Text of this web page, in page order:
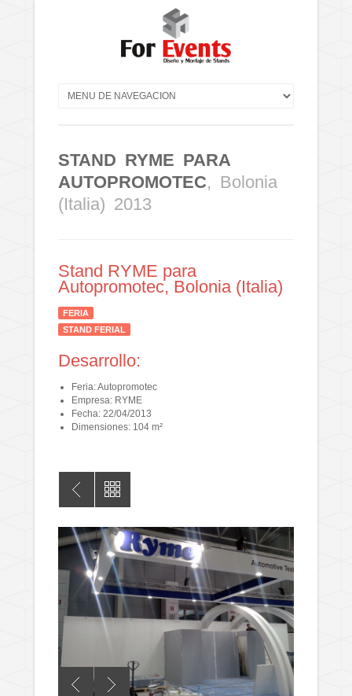
STAND RYME PARA
AUTOPROMOTEC, Bolonia
(Italia) 2013
Stand RYME para
Autopromotec, Bolonia (Italia)
FERIA
STAND FERIAL
Desarrollo:
Feria: Autopromotec
Empresa: RYME
Fecha: 22/04/2013
Dimensiones: 104 m²